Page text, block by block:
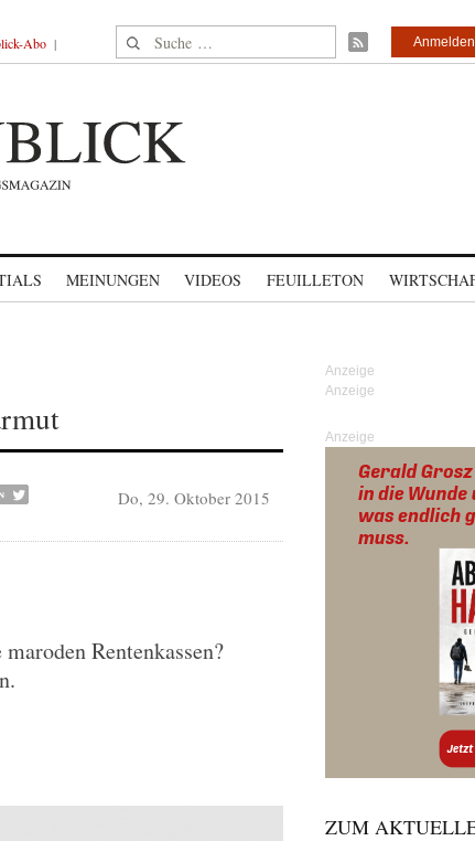
Abo Suche nach: Anmelden
MEINUNGEN VIDEOS FEUILLETON
Do, 29. Oktober 2015
Rentenkassen?
Anzeige
ZUM